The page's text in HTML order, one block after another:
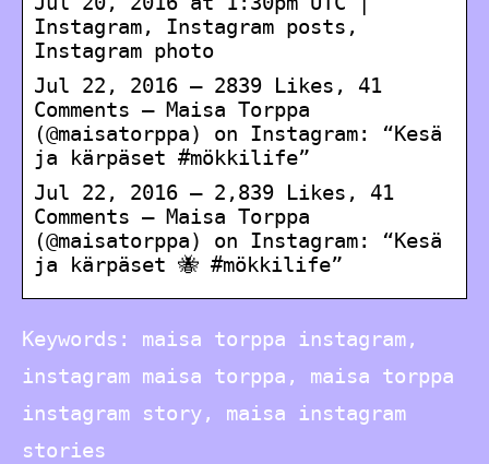
Instagram, Instagram posts,
Instagram photo
Jul 22, 2016 – 2839 Likes, 41
Comments – Maisa Torppa
(@maisatorppa) on Instagram: “Kesä
ja kärpäset #mökkilife”
Jul 22, 2016 – 2,839 Likes, 41
Comments – Maisa Torppa
(@maisatorppa) on Instagram: “Kesä
ja kärpäset 🐝 #mökkilife”
Keywords: maisa torppa instagram,
instagram maisa torppa, maisa torppa
instagram story, maisa instagram
stories